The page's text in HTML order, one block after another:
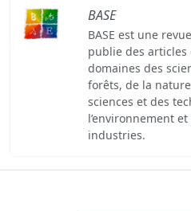
BASE
BASE est une
publie des
domaines des
forêts, de la
sciences et des
l’environnement
industries.